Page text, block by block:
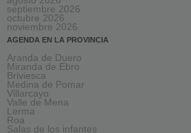
septiembre 2026
octubre 2026
noviembre 2026
AGENDA EN LA PROVINCIA
Aranda de Duero
Miranda de Ebro
Briviesca
Medina de Pomar
Villarcayo
Valle de Mena
Lerma
Roa
Salas de los infantes